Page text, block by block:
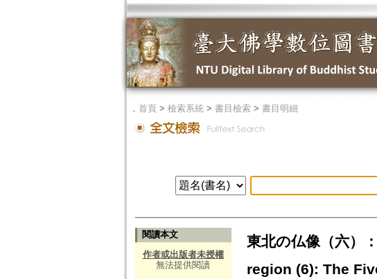
． 首頁> 檢索系統> 書目檢索> 書目明細
閱讀本文
作者或出版者未授權
無法提供閱讀
東北の仏像（六）
region (6): The